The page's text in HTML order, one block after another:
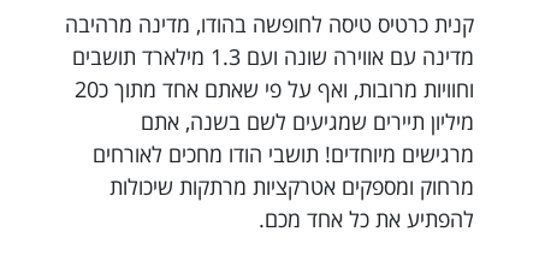
קנית כרטיס טיסה לחופשה בהודו, מדינה מרהיבה
מדינה עם אווירה שונה ועם 1.3 מילארד תושבים
וחוויות מרובות, ואף על פי שאתם אחד מתוך כ20
מיליון תיירים שמגיעים לשם בשנה, אתם
מרגישים מיוחדים! תושבי הודו מחכים לאורחים
מרחוק ומספקים אטרקציות מרתקות שיכולות
להפתיע את כל אחד מכם.